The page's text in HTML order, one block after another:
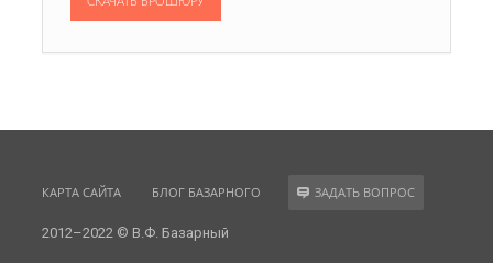
КАРТА САЙТА БЛОГ БАЗАРНОГО ЗАДАТЬ ВОПРОС
2012–2022 © В.Ф. Базарный